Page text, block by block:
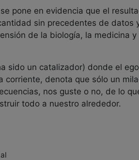
pone en evidencia que el
sin precedentes de datos
de la biología, la medicina
sido un catalizador) donde el
denota que sólo un
nos guste o no, de lo
todo a nuestro alrededor.